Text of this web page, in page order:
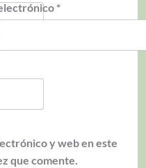
*
y web en este
que comente.